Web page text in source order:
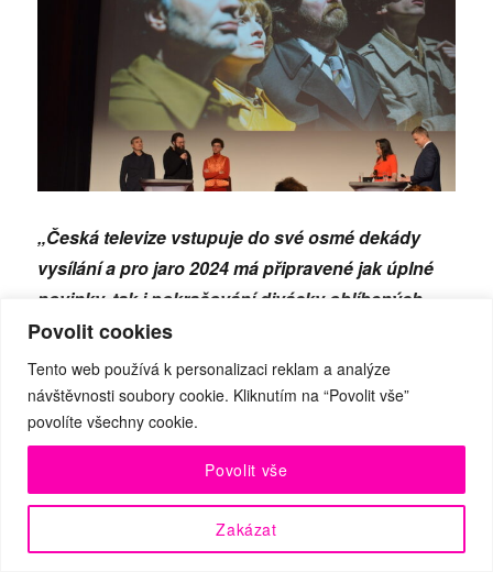
Povolit cookies
Tento web používá k personalizaci reklam a analýze
návštěvnosti soubory cookie. Kliknutím na “Povolit vše”
povolíte všechny cookie.
Zakázat
Povolit vše
„Česká televize vstupuje do své osmé dekády
vysílání a pro jaro 2024 má připravené jak úplné
novinky, tak i pokračování divácky oblíbených
pořadů. Stejně jako v uplynulých letech bude
samozřejmě přinášet nejdůvěryhodnější
tuzemské zpravodajství, v programu najdeme
pořady vlastní tvorby od známých i začínajících
tvůrců, ale i pořady zahraniční. Opět bude
provázet diváky momenty radostnými, ale i
obtížnými,“říká generální ředitel České televize